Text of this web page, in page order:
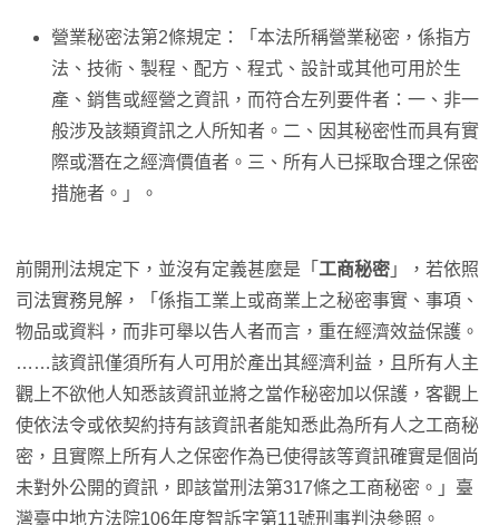
營業秘密法第2條規定：「本法所稱營業秘密，係指方
法、技術、製程、配方、程式、設計或其他可用於生
產、銷售或經營之資訊，而符合左列要件者：一、非一
般涉及該類資訊之人所知者。二、因其秘密性而具有實
際或潛在之經濟價值者。三、所有人已採取合理之保密
措施者。」。
前開刑法規定下，並沒有定義甚麼是「 工商秘密 」，若依照
司法實務見解，「係指工業上或商業上之秘密事實、事項、
物品或資料，而非可舉以告人者而言，重在經濟效益保護。
……該資訊僅須所有人可用於產出其經濟利益，且所有人主
觀上不欲他人知悉該資訊並將之當作秘密加以保護，客觀上
使依法令或依契約持有該資訊者能知悉此為所有人之工商秘
密，且實際上所有人之保密作為已使得該等資訊確實是個尚
未對外公開的資訊，即該當刑法第317條之工商秘密。」臺
灣臺中地方法院106年度智訴字第11號刑事判決參照。